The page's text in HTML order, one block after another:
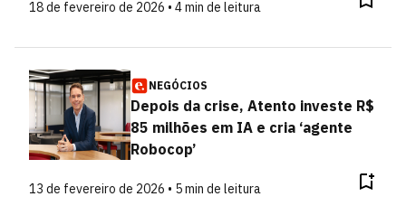
18 de fevereiro de 2026 • 4 min de leitura
NEGÓCIOS
Depois da crise, Atento investe R$
85 milhões em IA e cria ‘agente
Robocop’
13 de fevereiro de 2026 • 5 min de leitura